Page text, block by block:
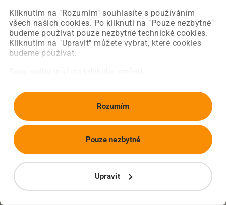
Kliknutím na "Rozumím" souhlasíte s používáním
všech našich cookies. Po kliknutí na "Pouze nezbytné"
budeme používat pouze nezbytné technické cookies.
Kliknutím na "Upravit" můžete vybrat, které cookies
budeme používat.
Rozumím
Upravit
Pouze nezbytné
Obnovit stránku Úvodní strana